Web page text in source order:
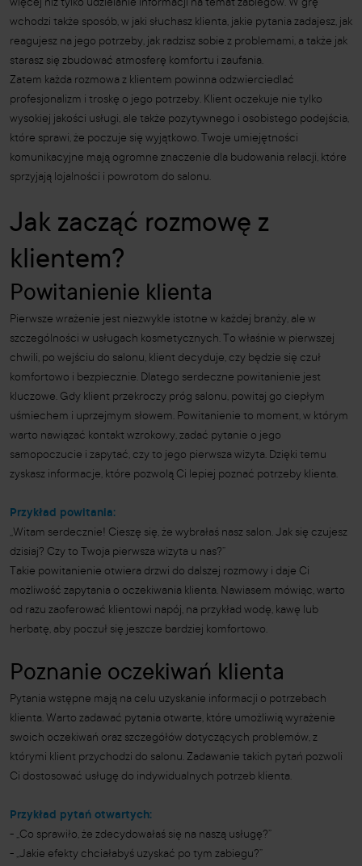
więcej niż tylko udzielanie informacji na temat zabiegów. W grę
wchodzi także sposób, w jaki słuchasz klienta, jakie pytania zadajesz, jak
reagujesz na jego potrzeby, jak radzisz sobie z problemami, a także jak
starasz się zbudować atmosferę komfortu i zaufania.
Zatem każda rozmowa z klientem powinna odzwierciedlać
profesjonalizm i troskę o jego potrzeby. Klient oczekuje nie tylko
wysokiej jakości usługi, ale także pozytywnego i osobistego podejścia,
które sprawi, że poczuje się wyjątkowo. Twoje umiejętności
komunikacyjne mają ogromne znaczenie dla budowania relacji, które
sprzyjają lojalności i powrotom do salonu.
Jak zacząć rozmowę z
klientem?
Powitanienie klienta
Pierwsze wrażenie jest niezwykle istotne w każdej branży, ale w
szczególności w usługach kosmetycznych. To właśnie w pierwszej
chwili, po wejściu do salonu, klient decyduje, czy będzie się czuł
komfortowo i bezpiecznie. Dlatego serdeczne powitanienie jest
kluczowe. Gdy klient przekroczy próg salonu, powitaj go ciepłym
uśmiechem i uprzejmym słowem. Powitanienie to moment, w którym
warto nawiązać kontakt wzrokowy, zadać pytanie o jego
samopoczucie i zapytać, czy to jego pierwsza wizyta. Dzięki temu
zyskasz informacje, które pozwolą Ci lepiej poznać potrzeby klienta.
Przykład powitania:
„Witam serdecznie! Cieszę się, że wybrałaś nasz salon. Jak się czujesz
dzisiaj? Czy to Twoja pierwsza wizyta u nas?”
Takie powitanienie otwiera drzwi do dalszej rozmowy i daje Ci
możliwość zapytania o oczekiwania klienta. Nawiasem mówiąc, warto
od razu zaoferować klientowi napój, na przykład wodę, kawę lub
herbatę, aby poczuł się jeszcze bardziej komfortowo.
Poznanie oczekiwań klienta
Pytania wstępne mają na celu uzyskanie informacji o potrzebach
klienta. Warto zadawać pytania otwarte, które umożliwią wyrażenie
swoich oczekiwań oraz szczegółów dotyczących problemów, z
którymi klient przychodzi do salonu. Zadawanie takich pytań pozwoli
Ci dostosować usługę do indywidualnych potrzeb klienta.
Przykład pytań otwartych:
- „Co sprawiło, że zdecydowałaś się na naszą usługę?”
- „Jakie efekty chciałabyś uzyskać po tym zabiegu?”